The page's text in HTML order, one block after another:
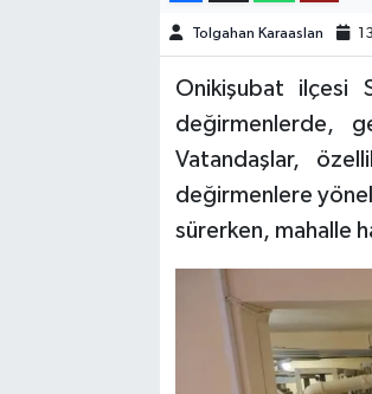
Tolgahan Karaaslan
Onikişubat ilçesi
değirmenlerde,
Vatandaşlar,
değirmenlere
sürerken, mahalle
OTOMOTİV